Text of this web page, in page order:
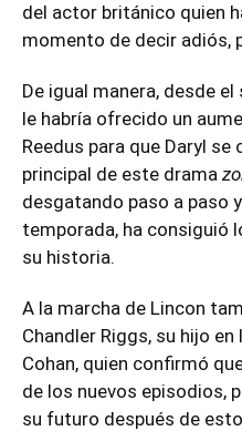
del actor británico quien
momento de decir adiós,
De igual manera, desde
le habría ofrecido un
Reedus para que Daryl
principal de este drama
desgatando paso a paso
temporada, ha consiguió
su historia.
A la marcha de Lincon
Chandler Riggs, su hijo
Cohan, quien confirmó
de los nuevos episodios,
su futuro después de